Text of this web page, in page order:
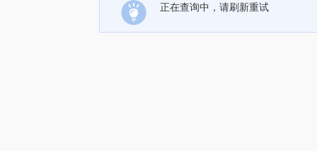
正在查询中，请刷新重试